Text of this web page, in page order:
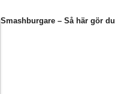
Smashburgare – Så här gör du